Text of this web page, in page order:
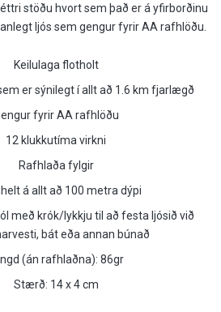
stöðu hvort sem það er á yfirborðinu
ljós sem gengur fyrir AA rafhlöðu.
Keilulaga flotholt
er sýnilegt í allt að 1.6 km fjarlægð
fyrir AA rafhlöðu
12 klukkutíma virkni
Rafhlaða fylgir
á allt að 100 metra dýpi
með krók/lykkju til að festa ljósið við
bát eða annan búnað
(án rafhlaðna): 86gr
Stærð: 14 x 4 cm